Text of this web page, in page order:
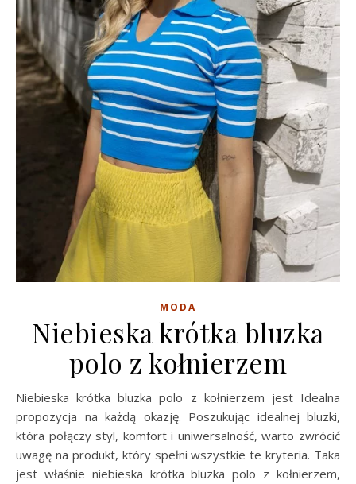
MODA
Niebieska krótka bluzka
polo z kołnierzem
Niebieska krótka bluzka polo z kołnierzem jest Idealna
propozycja na każdą okazję. Poszukując idealnej bluzki,
która połączy styl, komfort i uniwersalność, warto zwrócić
uwagę na produkt, który spełni wszystkie te kryteria. Taka
jest właśnie niebieska krótka bluzka polo z kołnierzem,